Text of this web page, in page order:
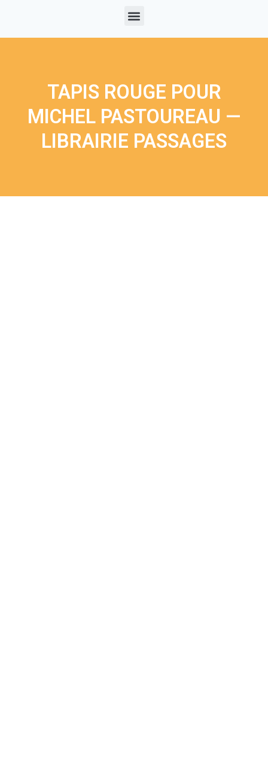
TAPIS ROUGE POUR
MICHEL PASTOUREAU —
LIBRAIRIE PASSAGES